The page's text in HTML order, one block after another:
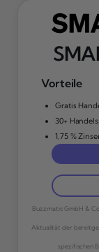
Vorteile
Gratis
30+
1,75 %
Buzzmatic GmbH &
Aktualität der
spezifischen